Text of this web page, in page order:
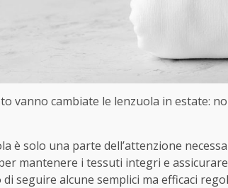
vanno cambiate le lenzuola in estate:
è solo una parte dell’attenzione
mantenere i tessuti integri e
seguire alcune semplici ma efficaci